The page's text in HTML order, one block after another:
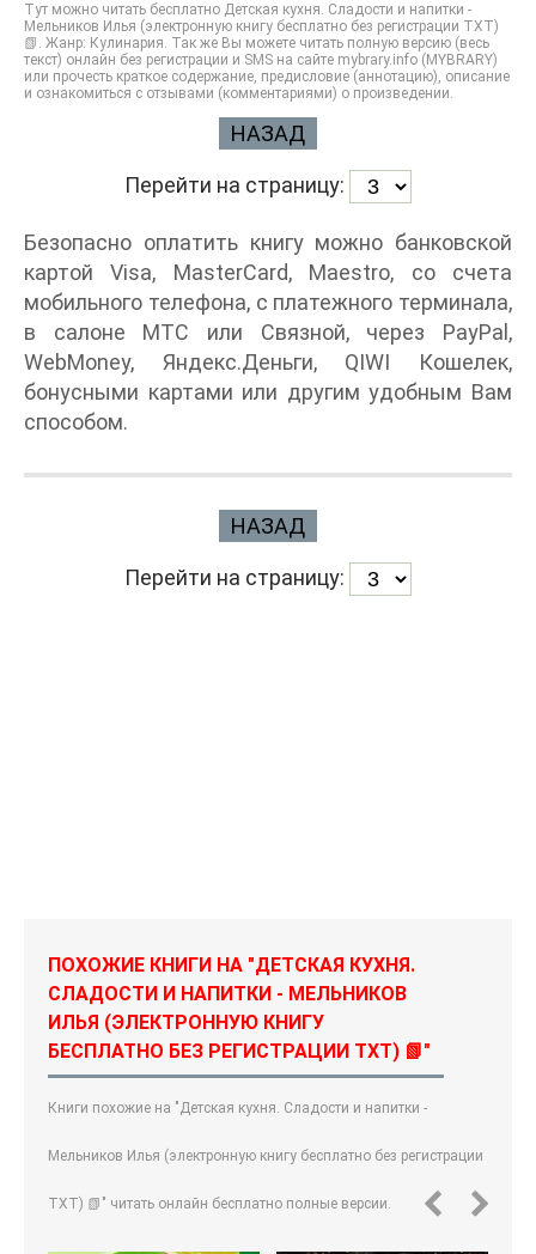
Тут можно читать бесплатно Детская кухня. Сладости и напитки -
Мельников Илья (электронную книгу бесплатно без регистрации TXT)
📗. Жанр: Кулинария. Так же Вы можете читать полную версию (весь
текст) онлайн без регистрации и SMS на сайте mybrary.info (MYBRARY)
или прочесть краткое содержание, предисловие (аннотацию), описание
и ознакомиться с отзывами (комментариями) о произведении.
НАЗАД
Перейти на страницу:
Безопасно оплатить книгу можно банковской
картой Visa, MasterCard, Maestro, со счета
мобильного телефона, с платежного терминала,
в салоне МТС или Связной, через PayPal,
WebMoney, Яндекс.Деньги, QIWI Кошелек,
бонусными картами или другим удобным Вам
способом.
НАЗАД
Перейти на страницу:
ПОХОЖИЕ КНИГИ НА "ДЕТСКАЯ КУХНЯ.
СЛАДОСТИ И НАПИТКИ - МЕЛЬНИКОВ
ИЛЬЯ (ЭЛЕКТРОННУЮ КНИГУ
БЕСПЛАТНО БЕЗ РЕГИСТРАЦИИ TXT) 📗"
Книги похожие на "Детская кухня. Сладости и напитки -
Мельников Илья (электронную книгу бесплатно без регистрации
TXT) 📗" читать онлайн бесплатно полные версии.